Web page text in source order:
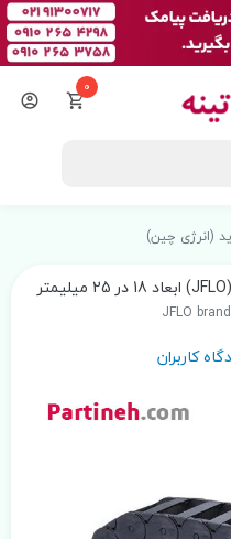
0
(انرژی چین)
JFLO